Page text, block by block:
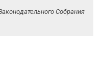
Собрания